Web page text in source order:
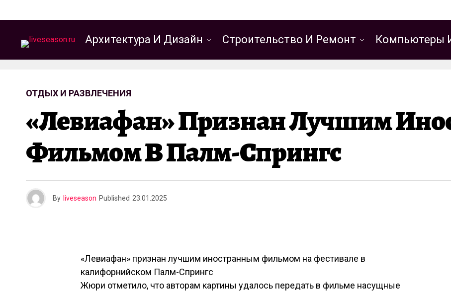
Архитектура И Дизайн Строительство И Ремонт Компьютеры
ОТДЫХ И РАЗВЛЕЧЕНИЯ
«Левиафан» Признан Лучшим
Фильмом В Палм-Спрингс
By liveseason Published 23.01.2025
«Левиафан» признан лучшим иностранным фильмом на фестивале в
калифорнийском Палм-Спрингс
Жюри отметило, что авторам картины удалось передать в фильме насущные